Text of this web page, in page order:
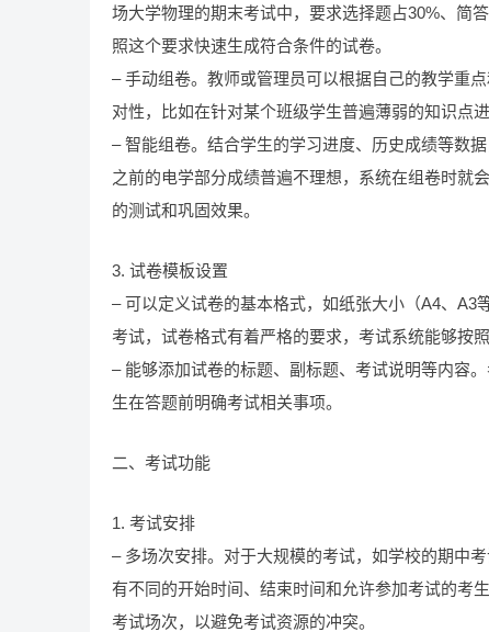
场大学物理的期末考试中，要求选择题占30%、简
照这个要求快速生成符合条件的试卷。
– 手动组卷。教师或管理员可以根据自己的教学重
对性，比如在针对某个班级学生普遍薄弱的知识点
– 智能组卷。结合学生的学习进度、历史成绩等数
之前的电学部分成绩普遍不理想，系统在组卷时就
的测试和巩固效果。
3. 试卷模板设置
– 可以定义试卷的基本格式，如纸张大小（A4、A3
考试，试卷格式有着严格的要求，考试系统能够按
– 能够添加试卷的标题、副标题、考试说明等内容
生在答题前明确考试相关事项。
二、考试功能
1. 考试安排
– 多场次安排。对于大规模的考试，如学校的期中
有不同的开始时间、结束时间和允许参加考试的考
考试场次，以避免考试资源的冲突。